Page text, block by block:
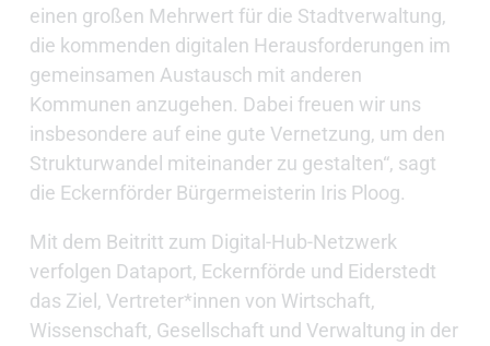
einen großen Mehrwert für die Stadtverwaltung,
die kommenden digitalen Herausforderungen im
gemeinsamen Austausch mit anderen
Kommunen anzugehen. Dabei freuen wir uns
insbesondere auf eine gute Vernetzung, um den
Strukturwandel miteinander zu gestalten“, sagt
die Eckernförder Bürgermeisterin Iris Ploog.
Mit dem Beitritt zum Digital-Hub-Netzwerk
verfolgen Dataport, Eckernförde und Eiderstedt
das Ziel, Vertreter*innen von Wirtschaft,
Wissenschaft, Gesellschaft und Verwaltung in der